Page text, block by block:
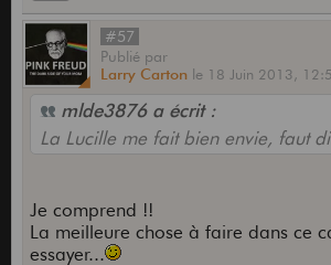
#57
Publié par
Larry Carton le 18 Juin 2013,
mlde3876 a écrit :
La Lucille me fait bien envie, faut
Je comprend !!
La meilleure chose à faire dans ce
essayer...